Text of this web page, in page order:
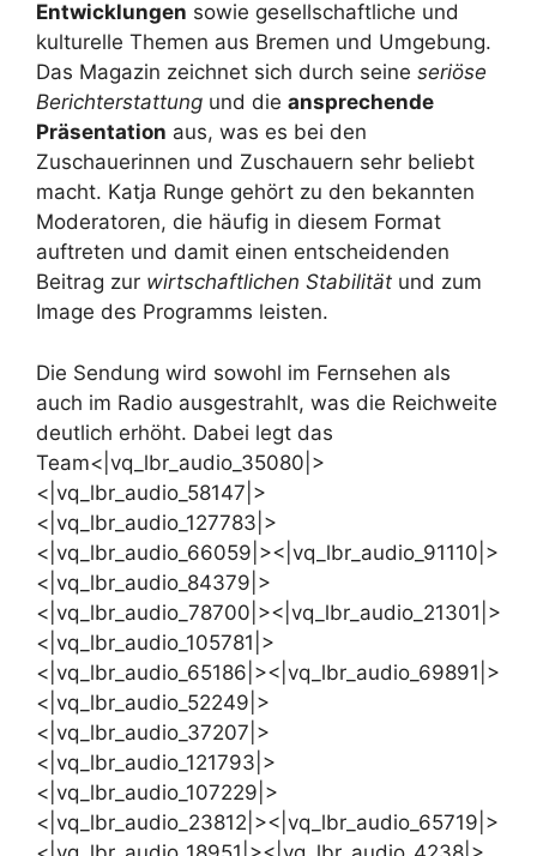
Entwicklungen sowie gesellschaftliche und
kulturelle Themen aus Bremen und Umgebung.
Das Magazin zeichnet sich durch seine seriöse
Berichterstattung und die ansprechende
Präsentation aus, was es bei den
Zuschauerinnen und Zuschauern sehr beliebt
macht. Katja Runge gehört zu den bekannten
Moderatoren, die häufig in diesem Format
auftreten und damit einen entscheidenden
Beitrag zur wirtschaftlichen Stabilität und zum
Image des Programms leisten.
Die Sendung wird sowohl im Fernsehen als
auch im Radio ausgestrahlt, was die Reichweite
deutlich erhöht. Dabei legt das
Team<|vq_lbr_audio_35080|>
<|vq_lbr_audio_58147|>
<|vq_lbr_audio_127783|>
<|vq_lbr_audio_66059|><|vq_lbr_audio_91110|>
<|vq_lbr_audio_84379|>
<|vq_lbr_audio_78700|><|vq_lbr_audio_21301|>
<|vq_lbr_audio_105781|>
<|vq_lbr_audio_65186|><|vq_lbr_audio_69891|>
<|vq_lbr_audio_52249|>
<|vq_lbr_audio_37207|>
<|vq_lbr_audio_121793|>
<|vq_lbr_audio_107229|>
<|vq_lbr_audio_23812|><|vq_lbr_audio_65719|>